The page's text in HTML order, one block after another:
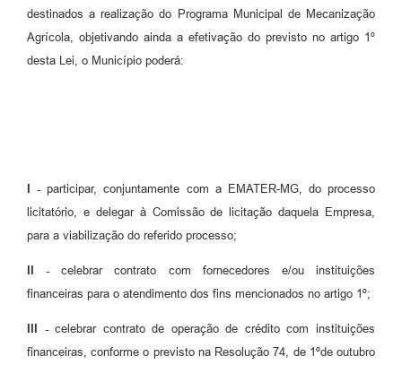
destinados a realização do Programa Municipal de Mecanização
Agrícola, objetivando ainda a efetivação do previsto no artigo 1º
desta Lei, o Município poderá:
I -participar, conjuntamente com a EMATER-MG, do processo
licitatório, e delegar à Comissão de licitação daquela Empresa,
para a viabilização do referido processo;
II -celebrar contrato com fornecedores e/ou instituições
financeiras para o atendimento dos fins mencionados no artigo 1º;
III -celebrar contrato de operação de crédito com instituições
financeiras, conforme o previsto na Resolução 74, de 1ºde outubro